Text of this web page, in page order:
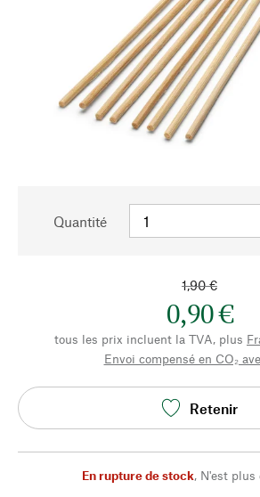
Quantité
1,90 €
0,90 €
tous les prix incluent la TVA, plus
Envoi compensé en CO₂
Retenir
En rupture de stock, N'est plus